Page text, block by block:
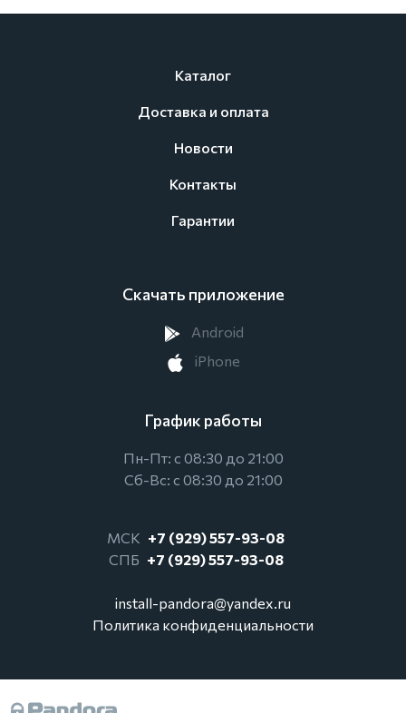
Каталог
Доставка и оплата
Новости
Контакты
Гарантии
Скачать приложение
Android
iPhone
График работы
Пн-Пт: с 08:30 до 21:00
Сб-Вс: с 08:30 до 21:00
МСК +7 (929) 557-93-08
СПБ +7 (929) 557-93-08
install-pandora@yandex.ru
Политика конфиденциальности